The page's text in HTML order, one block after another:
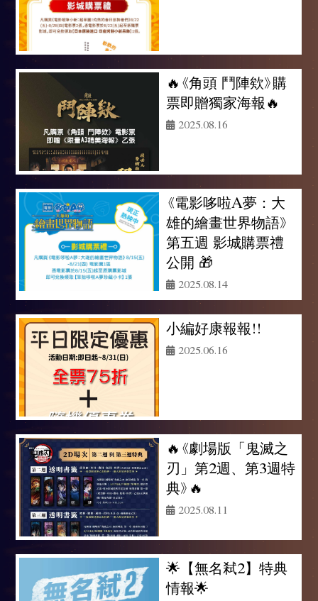
🔥《角頭 鬥陣欸》購
票即贈獨家海報🔥
2025.08.16
《電影哆啦A夢：大
雄的繪畫世界物語》
第五週 影城購票禮
公開 🎁
2025.08.14
小編好康報報!!
2025.06.16
🔥《劇場版「鬼滅之
刃」第2週、第3週特
典》🔥
2025.08.11
🌟【無名弒2】特典
情報🌟